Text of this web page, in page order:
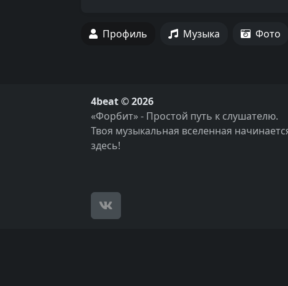
Профиль Музыка Фото
4beat © 2026
«Форбит» - Простой путь к слушателю.
Твоя музыкальная вселенная
здесь!